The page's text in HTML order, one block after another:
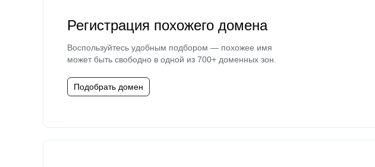
Регистрация похожего домена
Воспользуйтесь удобным подбором — похожее имя
может быть свободно в одной из 700+ доменных зон.
Подобрать домен